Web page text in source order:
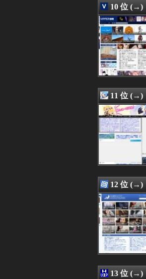
08/07 03:03
08/07 03:01
08/07 03:00
08/07 03:00
08/07 03:00
08/07 03:00
08/07 03:00
08/07 03:00
08/07 03:00
08/07 03:00
08/07 03:00
08/07 03:00
08/07 02:57
08/07 02:57
08/07 02:57
08/07 02:50
08/07 02:50
08/07 02:48
08/07 02:45
08/07 02:45
08/07 02:40
08/07 02:40
08/07 02:39
08/07 02:39
08/07 02:39
08/07 02:38
10 位 (→)
11 位 (→)
12 位 (→)
13 位 (→)